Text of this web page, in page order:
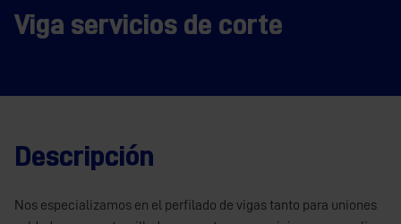
Viga servicios de corte
Descripción
Nos especializamos en el perfilado de vigas tanto para uniones